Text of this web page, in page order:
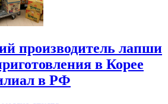
производитель лапши
в Корее
в РФ